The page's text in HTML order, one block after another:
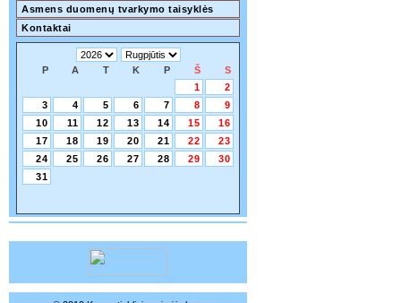
Asmens duomenų tvarkymo taisyklės
Kontaktai
P A T K P Š
S
1
2
3
4 5 6 7 8
9
10
11 12 13 14 15
16
17
18 19 20 21 22
23
24
25 26 27 28 29
30
31